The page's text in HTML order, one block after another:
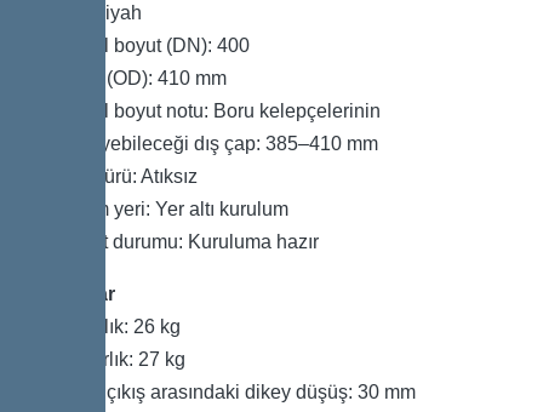
Renk: Siyah
Nominal boyut (DN): 400
Dış çap (OD): 410 mm
Nominal boyut notu: Boru kelepçelerinin
köprüleyebileceği dış çap: 385–410 mm
Atık su türü: Atıksız
Kurulum yeri: Yer altı kurulum
Teslimat durumu: Kuruluma hazır
Boyutlar
Net ağırlık: 26 kg
Brüt ağırlık: 27 kg
Giriş ve çıkış arasındaki dikey düşüş: 30 mm